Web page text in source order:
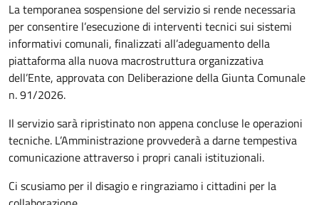
La temporanea sospensione del servizio si rende necessaria
per consentire l’esecuzione di interventi tecnici sui sistemi
informativi comunali, finalizzati all’adeguamento della
piattaforma alla nuova macrostruttura organizzativa
dell’Ente, approvata con Deliberazione della Giunta Comunale
n. 91/2026.
Il servizio sarà ripristinato non appena concluse le operazioni
tecniche. L’Amministrazione provvederà a darne tempestiva
comunicazione attraverso i propri canali istituzionali.
Ci scusiamo per il disagio e ringraziamo i cittadini per la